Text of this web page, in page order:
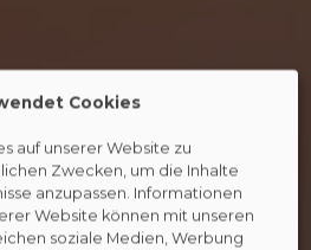
Cookies
auf unserer Website zu
Zwecken, um die Inhalte
anzupassen. Informationen
Website können mit unseren
soziale Medien, Werbung